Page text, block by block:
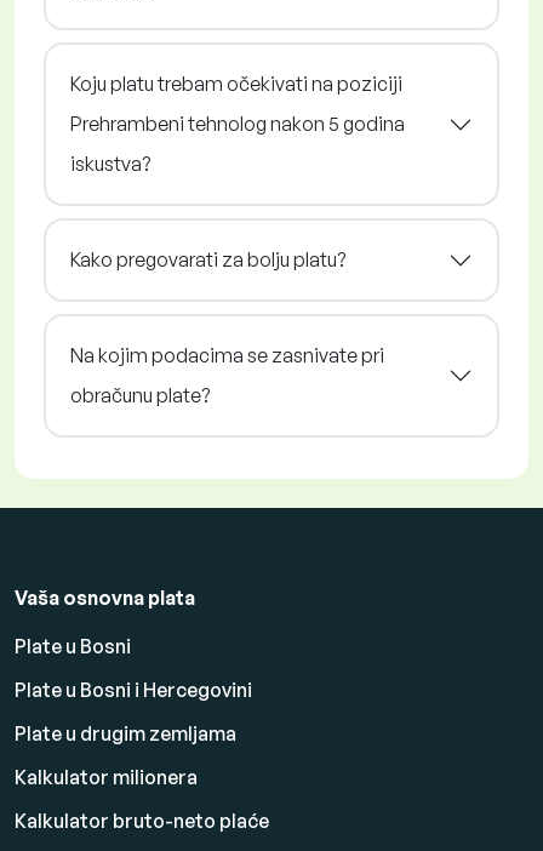
Koju platu trebam očekivati na poziciji
Prehrambeni tehnolog nakon 5 godina
iskustva?
Kako pregovarati za bolju platu?
Na kojim podacima se zasnivate pri
obračunu plate?
Vaša osnovna plata
Plate u Bosni
Plate u Bosni i Hercegovini
Plate u drugim zemljama
Kalkulator milionera
Kalkulator bruto-neto plaće